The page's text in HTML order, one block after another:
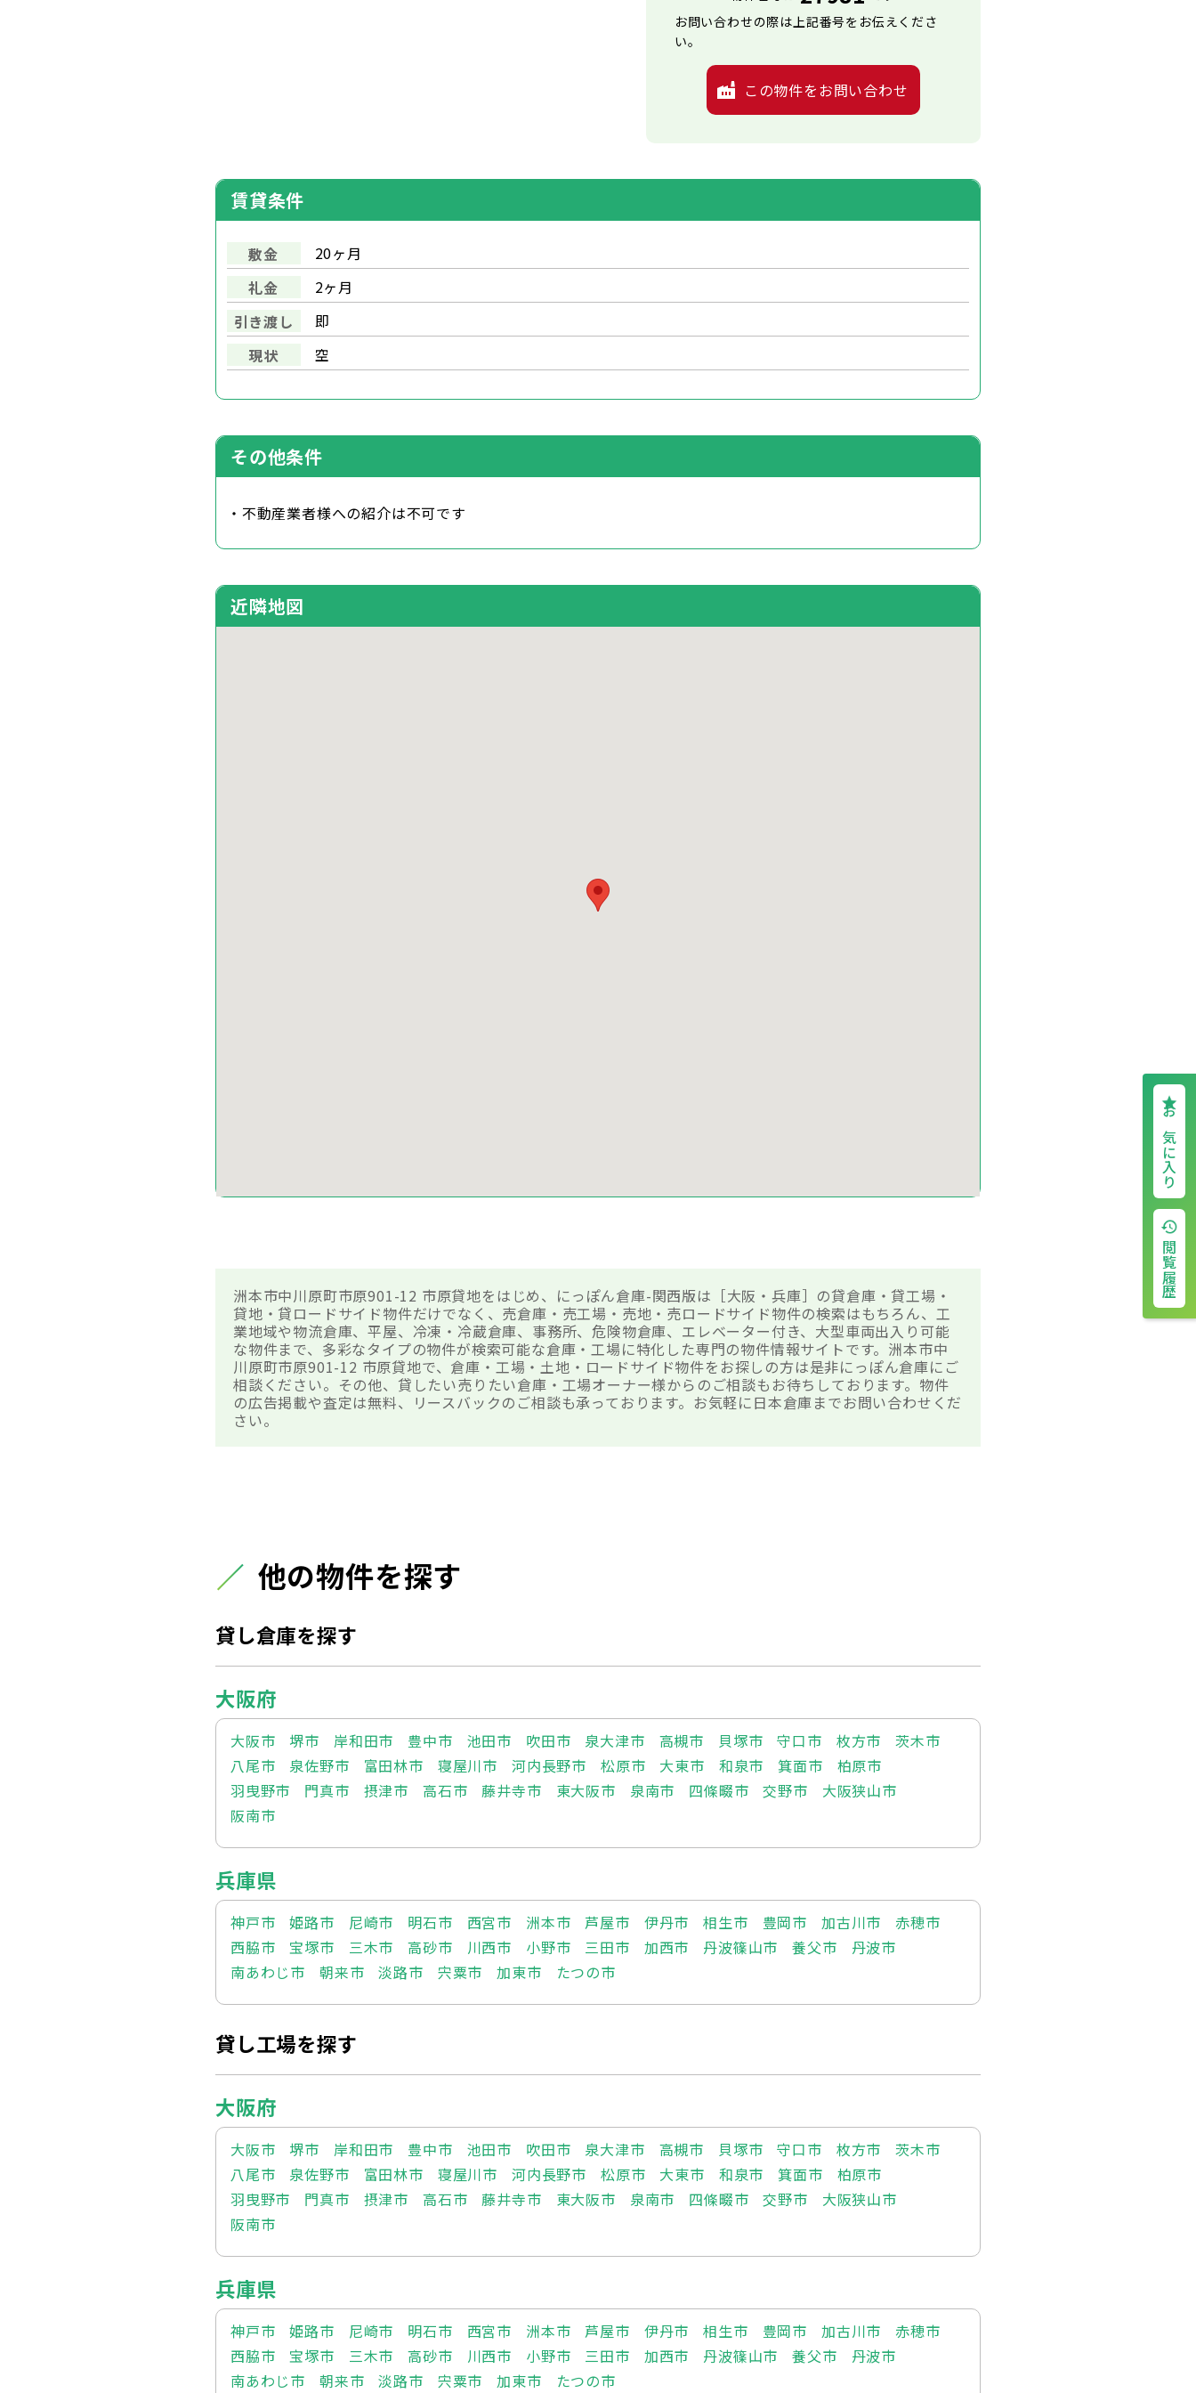
お気に入り
閲覧履歴
お問い合わせの際は上記番号をお伝えくださ
い。
この物件をお問い合わせ
賃貸条件
敷金
20ヶ月
礼金
2ヶ月
引き渡し
即
現状
空
その他条件
・不動産業者様への紹介は不可です
近隣地図
洲本市中川原町市原901-12 市原貸地をはじめ、にっぽん倉庫-関西版は［大阪・兵庫］の貸倉庫・貸工場・
貸地・貸ロードサイド物件だけでなく、売倉庫・売工場・売地・売ロードサイド物件の検索はもちろん、工
業地域や物流倉庫、平屋、冷凍・冷蔵倉庫、事務所、危険物倉庫、エレベーター付き、大型車両出入り可能
な物件まで、多彩なタイプの物件が検索可能な倉庫・工場に特化した専門の物件情報サイトです。洲本市中
川原町市原901-12 市原貸地で、倉庫・工場・土地・ロードサイド物件をお探しの方は是非にっぽん倉庫にご
相談ください。その他、貸したい売りたい倉庫・工場オーナー様からのご相談もお待ちしております。物件
の広告掲載や査定は無料、リースバックのご相談も承っております。お気軽に日本倉庫までお問い合わせくだ
さい。
他の物件を探す
貸し倉庫を探す
大阪府
大阪市 堺市 岸和田市 豊中市 池田市 吹田市 泉大津市 高槻市 貝塚市 守口市 枚方市
茨木市
八尾市
泉佐野市 富田林市 寝屋川市 河内長野市 松原市 大東市 和泉市 箕面市
柏原市
羽曳野市
門真市 摂津市 高石市 藤井寺市 東大阪市 泉南市 四條畷市 交野市
大阪狭山市
阪南市
兵庫県
神戸市 姫路市 尼崎市 明石市 西宮市 洲本市 芦屋市 伊丹市 相生市 豊岡市 加古川市
赤穂市
西脇市
宝塚市 三木市 高砂市 川西市 小野市 三田市 加西市 丹波篠山市 養父市
丹波市
南あわじ市
朝来市 淡路市 宍粟市 加東市 たつの市
貸し工場を探す
大阪府
大阪市 堺市 岸和田市 豊中市 池田市 吹田市 泉大津市 高槻市 貝塚市 守口市 枚方市
茨木市
八尾市
泉佐野市 富田林市 寝屋川市 河内長野市 松原市 大東市 和泉市 箕面市
柏原市
羽曳野市
門真市 摂津市 高石市 藤井寺市 東大阪市 泉南市 四條畷市 交野市
大阪狭山市
阪南市
兵庫県
神戸市 姫路市 尼崎市 明石市 西宮市 洲本市 芦屋市 伊丹市 相生市 豊岡市 加古川市
赤穂市
西脇市
宝塚市 三木市 高砂市 川西市 小野市 三田市 加西市 丹波篠山市 養父市
丹波市
南あわじ市
朝来市 淡路市 宍粟市 加東市 たつの市